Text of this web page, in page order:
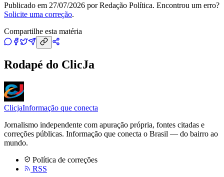
Publicado em 27/07/2026 por Redação Política. Encontrou um erro?
Solicite uma correção.
Compartilhe esta matéria
Rodapé do ClicJa
ClicjaInformação que conecta
Jornalismo independente com apuração própria, fontes citadas e
correções públicas. Informação que conecta o Brasil — do bairro ao
mundo.
Política de correções
RSS